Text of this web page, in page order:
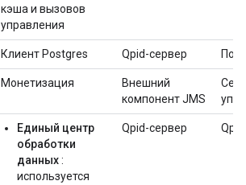
кэша и вызовов
управления
Клиент Postgres Qpid-сервер
Монетизация
Внешний
компонент JMS
Единый центр
обработки
данных:
используется
Qpid-сервер